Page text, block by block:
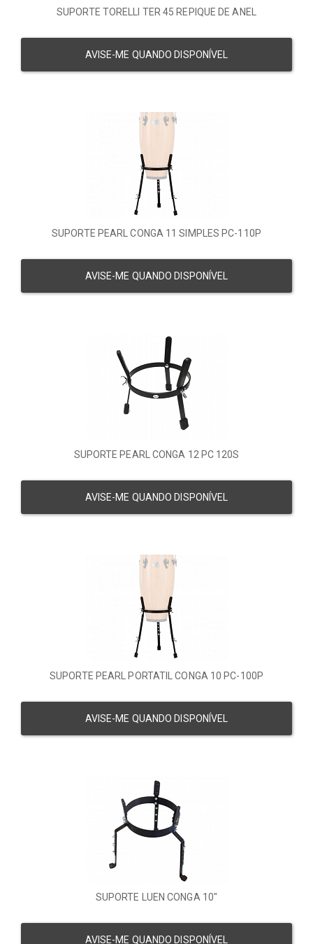
SUPORTE TORELLI TER 45 REPIQUE DE ANEL
AVISE-ME QUANDO DISPONÍVEL
SUPORTE PEARL CONGA 11 SIMPLES PC-110P
AVISE-ME QUANDO DISPONÍVEL
SUPORTE PEARL CONGA 12 PC 120S
AVISE-ME QUANDO DISPONÍVEL
SUPORTE PEARL PORTATIL CONGA 10 PC-100P
AVISE-ME QUANDO DISPONÍVEL
SUPORTE LUEN CONGA 10"
AVISE-ME QUANDO DISPONÍVEL